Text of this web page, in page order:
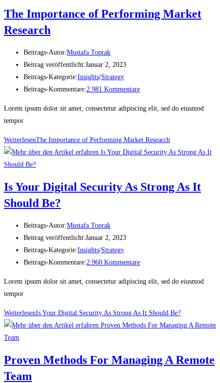
The Importance of Performing Market
Research
Beitrags-Autor:Mustafa Toprak
Beitrag veröffentlicht:Januar 2, 2023
Beitrags-Kategorie:Insights/Strategy
Beitrags-Kommentare:2.981 Kommentare
Lorem ipsum dolor sit amet, consectetur adipiscing elit, sed do eiusmod
tempor
WeiterlesenThe Importance of Performing Market Research
Is Your Digital Security As Strong As It
Should Be?
Beitrags-Autor:Mustafa Toprak
Beitrag veröffentlicht:Januar 2, 2023
Beitrags-Kategorie:Insights/Strategy
Beitrags-Kommentare:2.960 Kommentare
Lorem ipsum dolor sit amet, consectetur adipiscing elit, sed do eiusmod
tempor
WeiterlesenIs Your Digital Security As Strong As It Should Be?
Proven Methods For Managing A Remote
Team